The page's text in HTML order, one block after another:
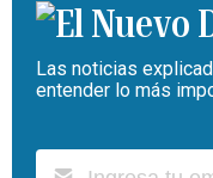
Las noticias
entender lo más